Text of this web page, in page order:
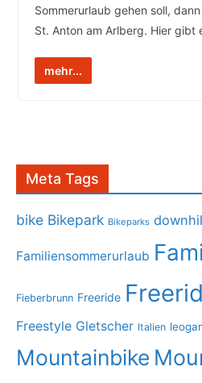
Sommerurlaub gehen soll,
St. Anton am Arlberg. Hier gibt
mehr...
Meta Tags
bike Bikepark Bikeparks
Familiensommerurlaub
Fieberbrunn Freeride
Freestyle Gletscher Italien
Mountainbike